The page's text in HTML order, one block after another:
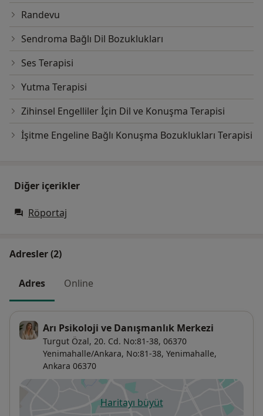
Randevu
Sendroma Bağlı Dil Bozuklukları
Ses Terapisi
Yutma Terapisi
Zihinsel Engelliler İçin Dil ve Konuşma Terapisi
İşitme Engeline Bağlı Konuşma Bozuklukları Terapisi
Diğer içerikler
Röportaj
Adresler (2)
Adres Online
Arı Psikoloji ve Danışmanlık Merkezi
Turgut Özal, 20. Cd. No:81-38, 06370
Yenimahalle/Ankara, No:81-38, Yenimahalle,
Ankara 06370
Haritayı büyütyeni bir sekmede açılır